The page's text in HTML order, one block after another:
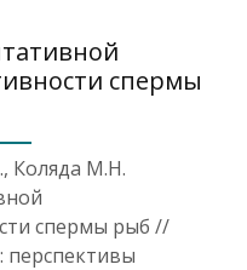
спермы
Коляда М.Н.
спермы рыб //
перспективы